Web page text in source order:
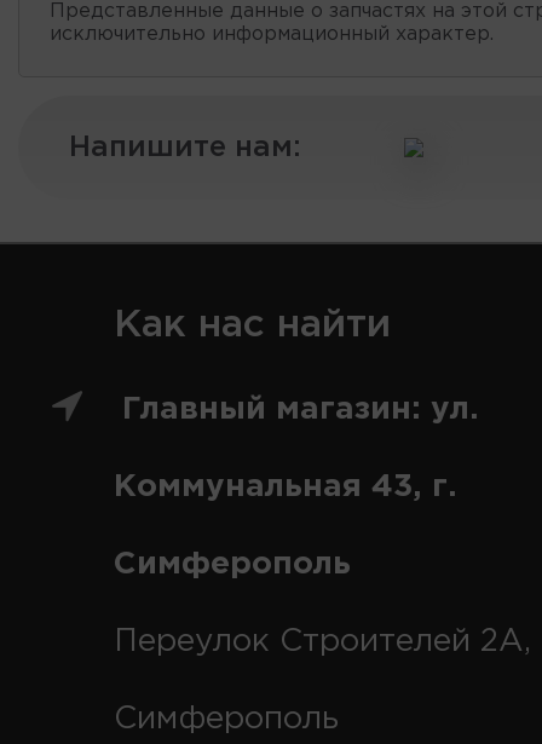
Представленные данные о запчастях на этой
исключительно информационный характер.
Напишите нам:
Как нас найти
Главный магазин: ул.
Коммунальная 43, г.
Симферополь
Переулок Строителей 2А,
Симферополь